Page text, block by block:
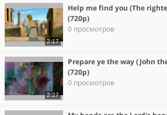
2:17
Help me find you (The
(720p)
0 просмотров
2:27
Prepare ye the way (John
(720p)
0 просмотров